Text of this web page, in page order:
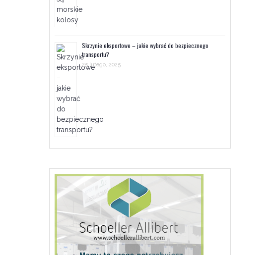
Skrzynie eksportowe – jakie wybrać do bezpiecznego
transportu?
25 lutego, 2025